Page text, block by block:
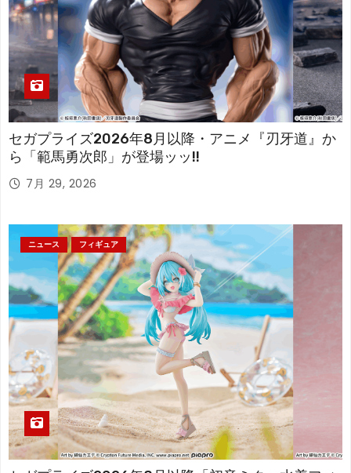
セガプライズ2026年8月以降・アニメ『刃牙道』か
ら「範馬勇次郎」が登場ッッ!!
7月 29, 2026
ニュース フィギュア